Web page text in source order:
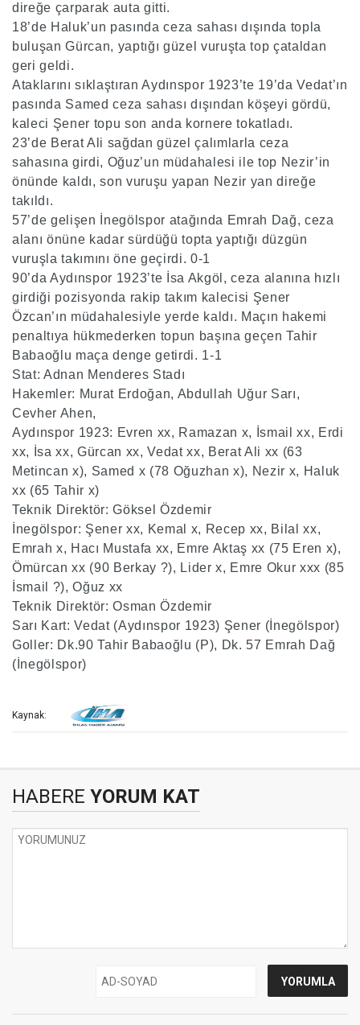
direğe çarparak auta gitti.
18’de Haluk’un pasında ceza sahası dışında topla
buluşan Gürcan, yaptığı güzel vuruşta top çataldan
geri geldi.
Ataklarını sıklaştıran Aydınspor 1923’te 19’da Vedat’ın
pasında Samed ceza sahası dışından köşeyi gördü,
kaleci Şener topu son anda kornere tokatladı.
23’de Berat Ali sağdan güzel çalımlarla ceza
sahasına girdi, Oğuz’un müdahalesi ile top Nezir’in
önünde kaldı, son vuruşu yapan Nezir yan direğe
takıldı.
57’de gelişen İnegölspor atağında Emrah Dağ, ceza
alanı önüne kadar sürdüğü topta yaptığı düzgün
vuruşla takımını öne geçirdi. 0-1
90’da Aydınspor 1923’te İsa Akgöl, ceza alanına hızlı
girdiği pozisyonda rakip takım kalecisi Şener
Özcan’ın müdahalesiyle yerde kaldı. Maçın hakemi
penaltıya hükmederken topun başına geçen Tahir
Babaoğlu maça denge getirdi. 1-1
Stat: Adnan Menderes Stadı
Hakemler: Murat Erdoğan, Abdullah Uğur Sarı,
Cevher Ahen,
Aydınspor 1923: Evren xx, Ramazan x, İsmail xx, Erdi
xx, İsa xx, Gürcan xx, Vedat xx, Berat Ali xx (63
Metincan x), Samed x (78 Oğuzhan x), Nezir x, Haluk
xx (65 Tahir x)
Teknik Direktör: Göksel Özdemir
İnegölspor: Şener xx, Kemal x, Recep xx, Bilal xx,
Emrah x, Hacı Mustafa xx, Emre Aktaş xx (75 Eren x),
Ömürcan xx (90 Berkay ?), Lider x, Emre Okur xxx (85
İsmail ?), Oğuz xx
Teknik Direktör: Osman Özdemir
Sarı Kart: Vedat (Aydınspor 1923) Şener (İnegölspor)
Goller: Dk.90 Tahir Babaoğlu (P), Dk. 57 Emrah Dağ
(İnegölspor)
Kaynak:
HABERE YORUM KAT